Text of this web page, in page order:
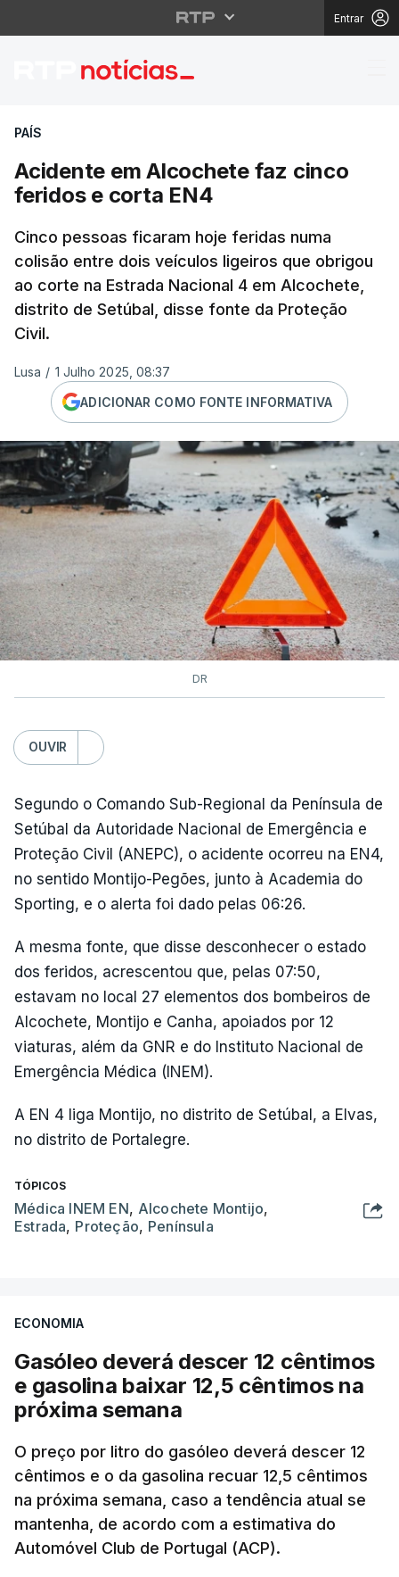
Entrar
Acidente em
PAÍS
Acidente em Alcochete faz cinco
feridos e corta EN4
Cinco pessoas ficaram hoje feridas numa
colisão entre dois veículos ligeiros que obrigou
ao corte na Estrada Nacional 4 em Alcochete,
distrito de Setúbal, disse fonte da Proteção
Civil.
Lusa / 1 Julho 2025, 08:37
ADICIONAR COMO FONTE INFORMATIVA
DR
OUVIR
Segundo o Comando Sub-Regional da Península de
Setúbal da Autoridade Nacional de Emergência e
Proteção Civil (ANEPC), o acidente ocorreu na EN4,
no sentido Montijo-Pegões, junto à Academia do
Sporting, e o alerta foi dado pelas 06:26.
A mesma fonte, que disse desconhecer o estado
dos feridos, acrescentou que, pelas 07:50,
estavam no local 27 elementos dos bombeiros de
Alcochete, Montijo e Canha, apoiados por 12
viaturas, além da GNR e do Instituto Nacional de
Emergência Médica (INEM).
A EN 4 liga Montijo, no distrito de Setúbal, a Elvas,
no distrito de Portalegre.
TÓPICOS
Médica INEM EN, Alcochete Montijo,
Estrada, Proteção, Península
ECONOMIA
Gasóleo deverá descer 12 cêntimos
e gasolina baixar 12,5 cêntimos na
próxima semana
O preço por litro do gasóleo deverá descer 12
cêntimos e o da gasolina recuar 12,5 cêntimos
na próxima semana, caso a tendência atual se
mantenha, de acordo com a estimativa do
Automóvel Club de Portugal (ACP).